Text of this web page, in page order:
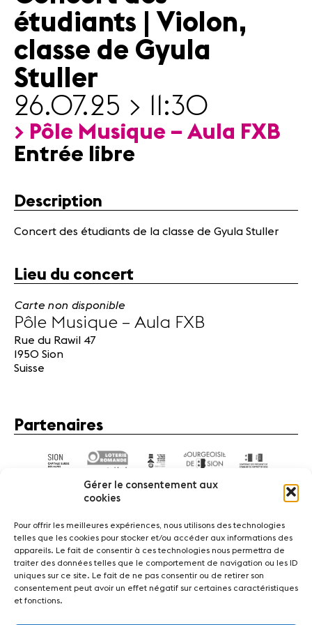
Gérer le consentement aux
cookies
Pour offrir les meilleures expériences, nous utilisons des technologies
telles que les cookies pour stocker et/ou accéder aux informations des
appareils. Le fait de consentir à ces technologies nous permettra de
traiter des données telles que le comportement de navigation ou les ID
uniques sur ce site. Le fait de ne pas consentir ou de retirer son
consentement peut avoir un effet négatif sur certaines caractéristiques
et fonctions.
Actualités
Partenaires
Actualités
Concerts
Bénévoles
Médiation
presse
A propos
légales
Contact
étudiants | Violon,
classe de Gyula
Stuller
26.07.25 > 11:30
> Pôle Musique – Aula FXB
Entrée libre
Description
Concert des étudiants de la classe de Gyula Stuller
Lieu du concert
Carte non disponible
Pôle Musique – Aula FXB
Rue du Rawil 47
1950 Sion
Suisse
Partenaires
ActualitésConcertsBénévolesMédiation
Médias Revue de presse